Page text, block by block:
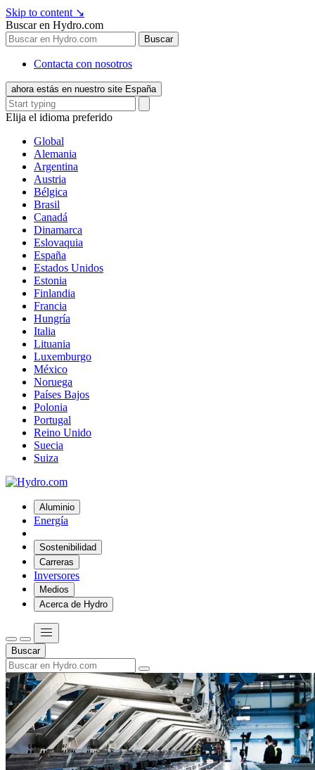
Skip to content ↘
Buscar en Hydro.com
Buscar
Contacta con nosotros
ahora estás en nuestro site España
Elija el idioma preferido
Global
Alemania
Argentina
Austria
Bélgica
Brasil
Canadá
Dinamarca
Eslovaquia
España
Estados Unidos
Estonia
Finlandia
Francia
Hungría
Italia
Lituania
Luxemburgo
México
Noruega
Países Bajos
Polonia
Portugal
Reino Unido
Suecia
Suiza
Aluminio
Energía
Sostenibilidad
Carreras
Inversores
Medios
Acerca de Hydro
Buscar